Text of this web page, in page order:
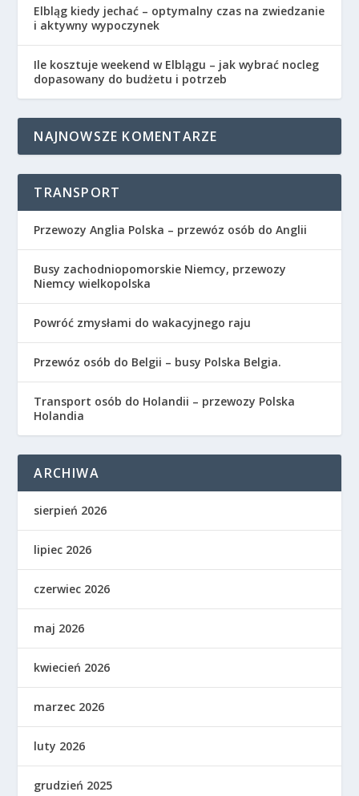
Elbląg kiedy jechać – optymalny czas na zwiedzanie
i aktywny wypoczynek
Ile kosztuje weekend w Elblągu – jak wybrać nocleg
dopasowany do budżetu i potrzeb
NAJNOWSZE KOMENTARZE
TRANSPORT
Przewozy Anglia Polska – przewóz osób do Anglii
Busy zachodniopomorskie Niemcy, przewozy
Niemcy wielkopolska
Powróć zmysłami do wakacyjnego raju
Przewóz osób do Belgii – busy Polska Belgia.
Transport osób do Holandii – przewozy Polska
Holandia
ARCHIWA
sierpień 2026
lipiec 2026
czerwiec 2026
maj 2026
kwiecień 2026
marzec 2026
luty 2026
grudzień 2025